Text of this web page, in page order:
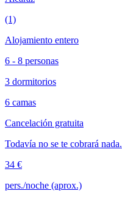
(1)
Alojamiento entero
6 - 8 personas
3 dormitorios
6 camas
Cancelación gratuita
Todavía no se te cobrará nada.
34 €
pers./noche (aprox.)